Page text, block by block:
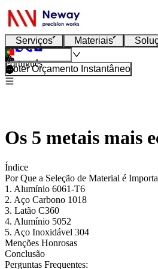
Serviços Materiais
Português
Obter Orçamento Instantâneo
Os 5 metais mais
Índice
Por Que a Seleção de Material é
1. Alumínio 6061-T6
2. Aço Carbono 1018
3. Latão C360
4. Alumínio 5052
5. Aço Inoxidável 304
Menções Honrosas
Conclusão
Perguntas Frequentes: